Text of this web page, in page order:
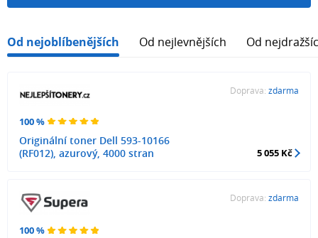
Od nejoblíbenějších Od nejlevnějších Od
100 %
Originální toner Dell 593-10166
(RF012), azurový, 4000 stran
Doprava: zdarma
5 055 Kč
100 %
Doprava: zdarma